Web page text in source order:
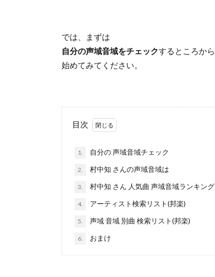
では、まずは
自分の声域音域をチェックするところから
始めてみてください。
目次
1. 自分の 声域音域チェック
2. 村中知 さんの声域音域は
3. 村中知 さん 人気曲 声域音域ランキング
4. アーティスト検索リスト(邦楽)
5. 声域 音域 別曲 検索リスト(邦楽)
6. おまけ